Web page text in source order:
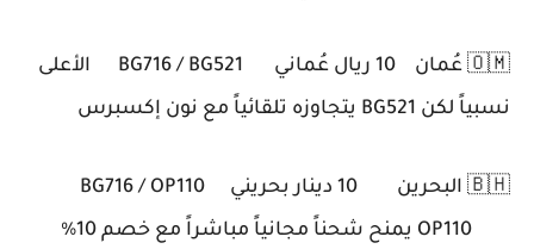
🇴🇲 عُمان 10 ريال عُماني BG716 / BG521
الأعلى
نسبياً لكن BG521 يتجاوزه تلقائياً مع نون إكسبرس
🇧🇭 البحرين 10 دينار بحريني
BG716 / OP110
OP110 يمنح شحناً مجانياً مباشراً مع خصم 10%